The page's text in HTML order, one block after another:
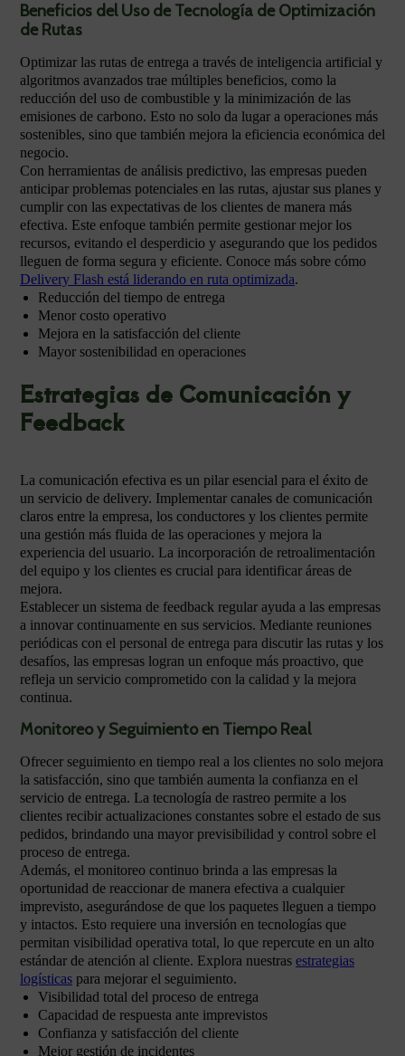
Beneficios del Uso de Tecnología de Optimización
de Rutas
Optimizar las rutas de entrega a través de inteligencia artificial y
algoritmos avanzados trae múltiples beneficios, como la
reducción del uso de combustible y la minimización de las
emisiones de carbono. Esto no solo da lugar a operaciones más
sostenibles, sino que también mejora la eficiencia económica del
negocio.
Con herramientas de análisis predictivo, las empresas pueden
anticipar problemas potenciales en las rutas, ajustar sus planes y
cumplir con las expectativas de los clientes de manera más
efectiva. Este enfoque también permite gestionar mejor los
recursos, evitando el desperdicio y asegurando que los pedidos
lleguen de forma segura y eficiente. Conoce más sobre cómo
Delivery Flash está liderando en ruta optimizada.
Reducción del tiempo de entrega
Menor costo operativo
Mejora en la satisfacción del cliente
Mayor sostenibilidad en operaciones
Estrategias de Comunicación y
Feedback
La comunicación efectiva es un pilar esencial para el éxito de
un servicio de delivery. Implementar canales de comunicación
claros entre la empresa, los conductores y los clientes permite
una gestión más fluida de las operaciones y mejora la
experiencia del usuario. La incorporación de retroalimentación
del equipo y los clientes es crucial para identificar áreas de
mejora.
Establecer un sistema de feedback regular ayuda a las empresas
a innovar continuamente en sus servicios. Mediante reuniones
periódicas con el personal de entrega para discutir las rutas y los
desafíos, las empresas logran un enfoque más proactivo, que
refleja un servicio comprometido con la calidad y la mejora
continua.
Monitoreo y Seguimiento en Tiempo Real
Ofrecer seguimiento en tiempo real a los clientes no solo mejora
la satisfacción, sino que también aumenta la confianza en el
servicio de entrega. La tecnología de rastreo permite a los
clientes recibir actualizaciones constantes sobre el estado de sus
pedidos, brindando una mayor previsibilidad y control sobre el
proceso de entrega.
Además, el monitoreo continuo brinda a las empresas la
oportunidad de reaccionar de manera efectiva a cualquier
imprevisto, asegurándose de que los paquetes lleguen a tiempo
y intactos. Esto requiere una inversión en tecnologías que
permitan visibilidad operativa total, lo que repercute en un alto
estándar de atención al cliente. Explora nuestras estrategias
logísticas para mejorar el seguimiento.
Visibilidad total del proceso de entrega
Capacidad de respuesta ante imprevistos
Confianza y satisfacción del cliente
Mejor gestión de incidentes